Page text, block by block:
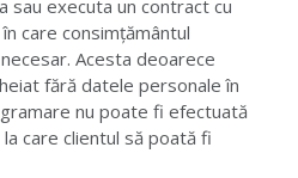
sau executa un contract cu
care consimțământul
Acesta deoarece
fără datele personale în
nu poate fi efectuată
care clientul să poată fi